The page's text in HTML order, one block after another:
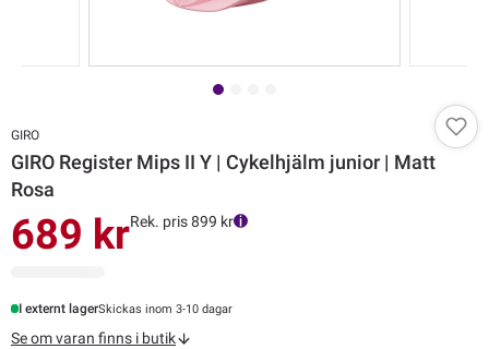
GIRO
GIRO Register Mips II Y | Cykelhjälm junior | Matt
Rosa
689 krRek. pris 899 kr
I externt lagerSkickas inom 3-10 dagar
Se om varan finns i butik